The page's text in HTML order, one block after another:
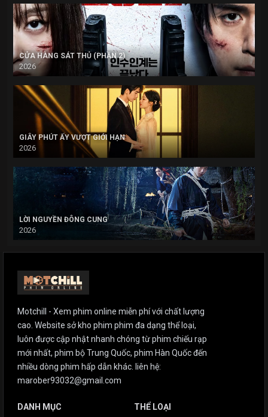
CỬA HÀNG SÁT THỦ (PHẦN 2)
2026
GIÂY PHÚT ẤY VƯỢT GIỚI HẠN
2026
LỜI NGUYỀN ĐÔNG CUNG
2026
Motchill - Xem phim online miễn phí với chất lượng
cao. Website sở kho phim phim đa dạng thể loại,
luôn được cập nhật nhanh chóng từ phim chiếu rạp
mới nhất, phim bộ Trung Quốc, phim Hàn Quốc đến
nhiều dòng phim hấp dẫn khác. liên hệ:
marober93032@gmail.com
DANH MỤC THỂ LOẠI